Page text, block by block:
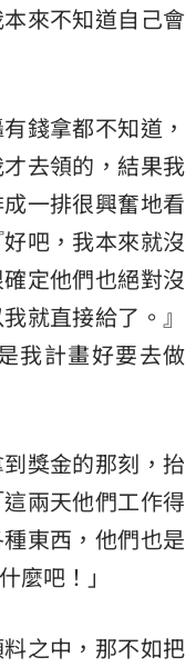
來不知道自己會
錢拿都不知道，
才去領的，結果我
一排很興奮地看
吧，我本來就沒
定他們也絕對沒
就直接給了。』
我計畫好要去做
獎金的那刻，抬
兩天他們工作得
東西，他們也是
麼吧！」
之中，那不如把